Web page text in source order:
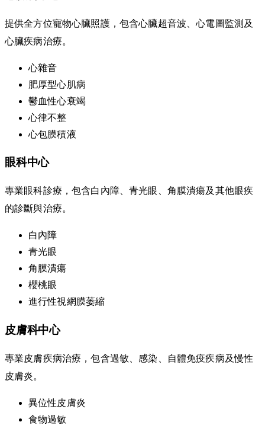
提供全方位寵物心臟照護，包含心臟超音波、心電圖監測及
心臟疾病治療。
心雜音
肥厚型心肌病
鬱血性心衰竭
心律不整
心包膜積液
眼科中心
專業眼科診療，包含白內障、青光眼、角膜潰瘍及其他眼疾
的診斷與治療。
白內障
青光眼
角膜潰瘍
櫻桃眼
進行性視網膜萎縮
皮膚科中心
專業皮膚疾病治療，包含過敏、感染、自體免疫疾病及慢性
皮膚炎。
異位性皮膚炎
食物過敏